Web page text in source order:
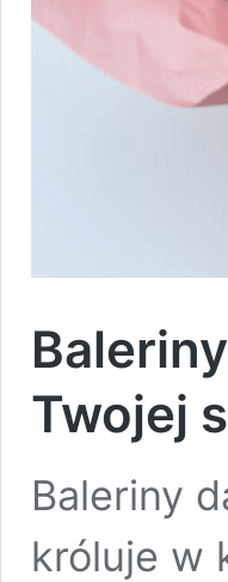
Twojej
Baleriny
króluje w